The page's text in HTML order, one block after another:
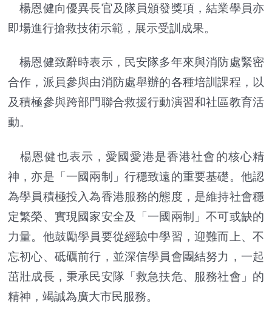
楊恩健向優異長官及隊員頒發獎項，結業學員亦
即場進行搶救技術示範，展示受訓成果。
楊恩健致辭時表示，民安隊多年來與消防處緊密
合作，派員參與由消防處舉辦的各種培訓課程，以
及積極參與跨部門聯合救援行動演習和社區教育活
動。
楊恩健也表示，愛國愛港是香港社會的核心精
神，亦是「一國兩制」行穩致遠的重要基礎。他認
為學員積極投入為香港服務的態度，是維持社會穩
定繁榮、實現國家安全及「一國兩制」不可或缺的
力量。他鼓勵學員要從經驗中學習，迎難而上、不
忘初心、砥礪前行，並深信學員會團結努力，一起
茁壯成長，秉承民安隊「救急扶危、服務社會」的
精神，竭誠為廣大市民服務。